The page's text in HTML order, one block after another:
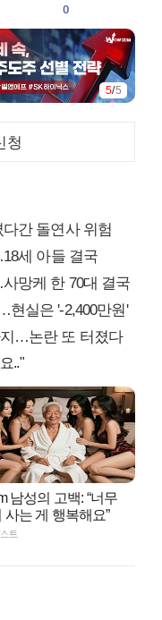
0
5/5
청
간 돌연사 위험
세 아들 결국
망케 한 70대 결국
현실은 '-2,400만원'
…논란 또 터졌다
.."
남성의 고백: “너무
사는 게 행복해요”
트